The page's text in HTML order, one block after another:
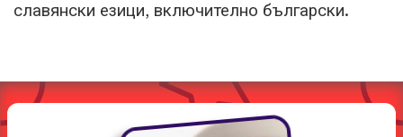
славянски езици, включително български.